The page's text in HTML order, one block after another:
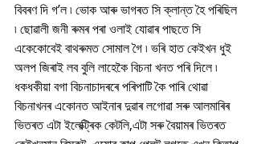
বিবৰণ দি গ’ল ৷ ভোক আৰু ভাগৰত সি ক্লান্ত হৈ পৰিছিল
৷ ছোৱালী জনী ৰুমৰ পৰা ওলাই যোৱাৰ পাছতে সি
একেকোবেই বাথৰুমত সোমাল গৈ ৷ ভৰি হাত কেইখন ধুই
অলপ জিৰাই লব বুলি লাহেকৈ বিচনা খনত পৰি দিলে ৷
ধকধকীয়া বগা বিচনাচাদৰৰে পৰিপাটি কৈ পাৰি থোৱা
বিচনাখনৰ একোনত আইনাৰ দুৱাৰ লগোৱা সৰু আলমাৰিৰ
ভিতৰত এটা ইলেক্ট্ৰিক কেটলি,এটা সৰু বৈয়ামৰ ভিতৰত